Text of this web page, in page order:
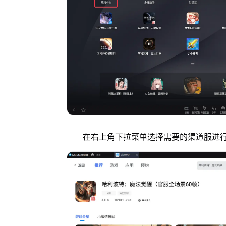
在右上角下拉菜单选择需要的渠道服进